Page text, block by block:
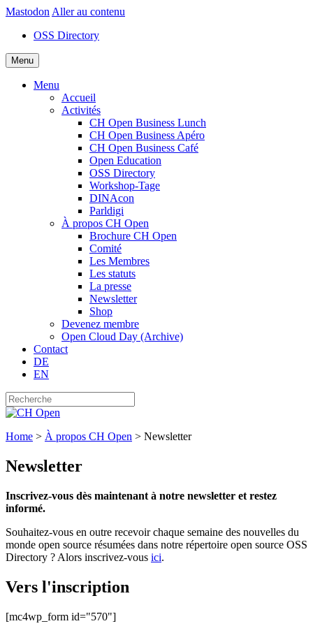
Mastodon Aller au contenu
OSS Directory
Menu
Menu
Accueil
Activités
CH Open Business Lunch
CH Open Business Apéro
CH Open Business Café
Open Education
OSS Directory
Workshop-Tage
DINAcon
Parldigi
À propos CH Open
Brochure CH Open
Comité
Les Membres
Les statuts
La presse
Newsletter
Shop
Devenez membre
Open Cloud Day (Archive)
Contact
DE
EN
Home > À propos CH Open > Newsletter
Newsletter
Inscrivez-vous dès maintenant à notre newsletter et restez
informé.
Souhaitez-vous en outre recevoir chaque semaine des nouvelles du
monde open source résumées dans notre répertoire open source OSS
Directory ? Alors inscrivez-vous ici.
Vers l'inscription
[mc4wp_form id="570"]